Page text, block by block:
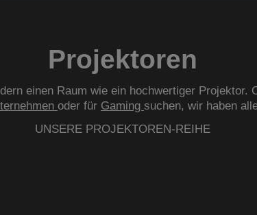
Projektoren
einen Raum wie ein hochwertiger Projektor.
oder für Gaming suchen, wir haben
UNSERE PROJEKTOREN-REIHE